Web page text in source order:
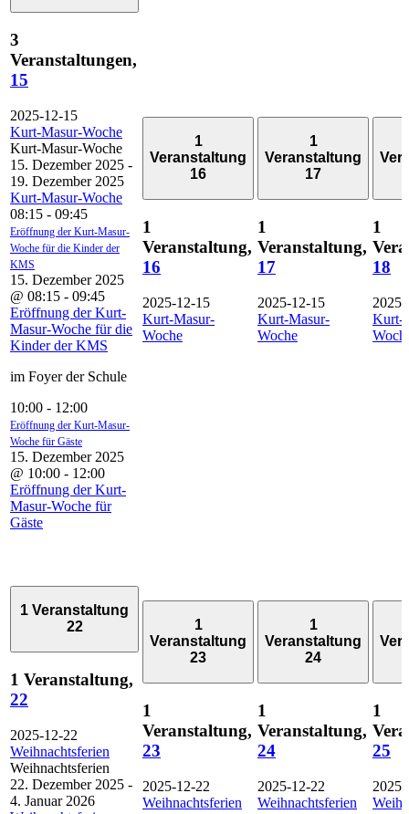
3
Veranstaltungen,
15
2025-12-15
Kurt-Masur-Woche
Kurt-Masur-Woche
15. Dezember 2025 -
19. Dezember 2025
Kurt-Masur-Woche
08:15 - 09:45
Eröffnung der Kurt-Masur-
Woche für die Kinder der
KMS
15. Dezember 2025
@ 08:15 - 09:45
Eröffnung der Kurt-
Masur-Woche für die
Kinder der KMS
im Foyer der Schule
10:00 - 12:00
Eröffnung der Kurt-Masur-
Woche für Gäste
15. Dezember 2025
@ 10:00 - 12:00
Eröffnung der Kurt-
Masur-Woche für
Gäste
1
Veranstaltung
16
1
Veranstaltung,
16
2025-12-15
Kurt-Masur-
Woche
1
Veranstaltung
17
1
Veranstaltung,
17
2025-12-15
Kurt-Masur-
Woche
1
18
Kurt-
1 Veranstaltung
22
1 Veranstaltung,
22
2025-12-22
Weihnachtsferien
Weihnachtsferien
22. Dezember 2025 -
4. Januar 2026
1
Veranstaltung
23
1
Veranstaltung,
23
2025-12-22
Weihnachtsferien
1
Veranstaltung
24
1
Veranstaltung,
24
2025-12-22
Weihnachtsferien
1
25